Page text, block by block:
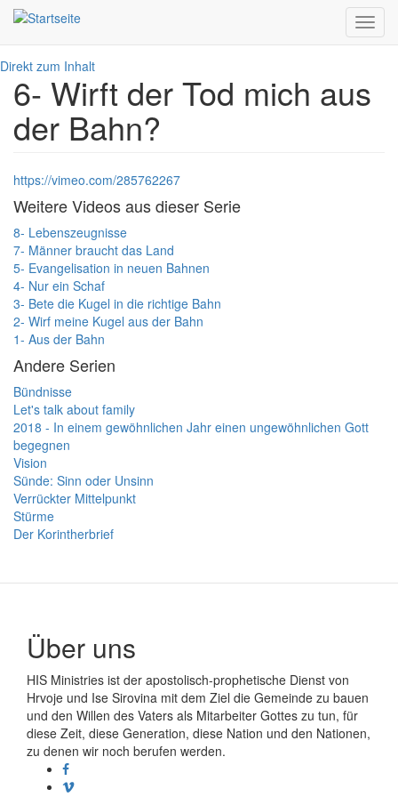
Direkt zum Inhalt
6- Wirft der Tod mich aus
der Bahn?
https://vimeo.com/285762267
Weitere Videos aus dieser Serie
8- Lebenszeugnisse
7- Männer braucht das Land
5- Evangelisation in neuen Bahnen
4- Nur ein Schaf
3- Bete die Kugel in die richtige Bahn
2- Wirf meine Kugel aus der Bahn
1- Aus der Bahn
Andere Serien
Bündnisse
Let's talk about family
2018 - In einem gewöhnlichen Jahr einen ungewöhnlichen Gott
begegnen
Vision
Sünde: Sinn oder Unsinn
Verrückter Mittelpunkt
Stürme
Der Korintherbrief
Über uns
HIS Ministries ist der apostolisch-prophetische Dienst von
Hrvoje und Ise Sirovina mit dem Ziel die Gemeinde zu bauen
und den Willen des Vaters als Mitarbeiter Gottes zu tun, für
diese Zeit, diese Generation, diese Nation und den Nationen,
zu denen wir noch berufen werden.